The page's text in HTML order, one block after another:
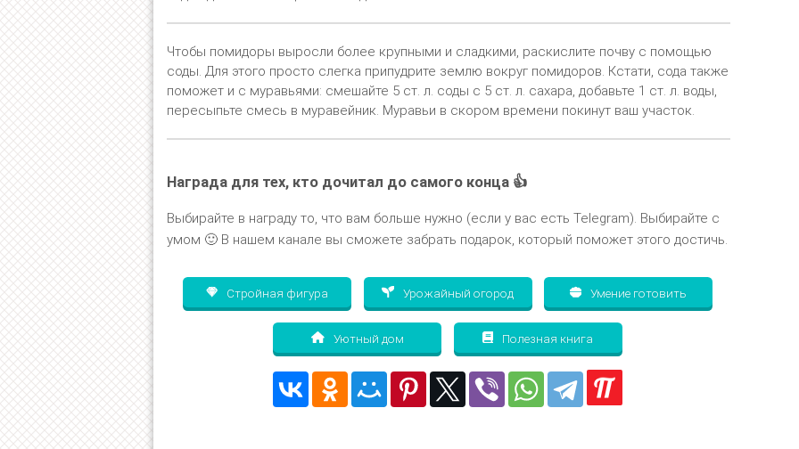
Чтобы помидоры выросли более крупными и сладкими, раскислите почву с помощью
соды. Для этого просто слегка припудрите землю вокруг помидоров. Кстати, сода также
поможет и с муравьями: смешайте 5 ст. л. соды с 5 ст. л. сахара, добавьте 1 ст. л. воды,
пересыпьте смесь в муравейник. Муравьи в скором времени покинут ваш участок.
Награда для тех, кто дочитал до самого конца 👍
Выбирайте в награду то, что вам больше нужно (если у вас есть Telegram). Выбирайте с
умом 🙂 В нашем канале вы сможете забрать подарок, который поможет этого достичь.
Стройная фигура Урожайный огород Умение готовить
Уютный дом Полезная книга